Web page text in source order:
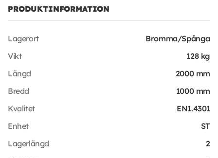
PRODUKTINFORMATION
Lagerort
Bromma/Spånga
Vikt
128 kg
Längd
2000 mm
Bredd
1000 mm
Kvalitet
EN1.4301
Enhet
ST
Lagerlängd
2